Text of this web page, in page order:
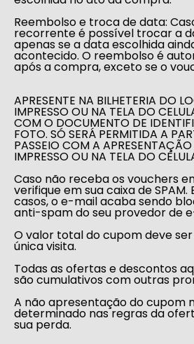
Reembolso e troca de data:
recorrente é possível trocar a
apenas se a data escolhida
acontecido. O reembolso é
após a compra, exceto se o
APRESENTE NA BILHETERIA DO
IMPRESSO OU NA TELA DO
COM O DOCUMENTO DE
FOTO. SÓ SERÁ PERMITIDA A
PASSEIO COM A
IMPRESSO OU NA TELA DO
Caso não receba os vouchers
verifique em sua caixa de SPAM.
casos, o e-mail acaba sendo
anti-spam do seu provedor de
O valor total do cupom deve
única visita.
Todas as ofertas e descontos
são cumulativos com outras
A não apresentação do cupom
determinado nas regras da
sua perda.